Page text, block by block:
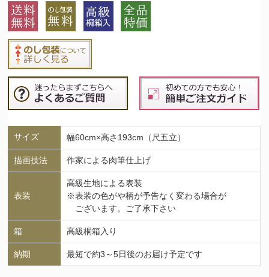
サイズ 幅60cm×高さ193cm（尺五立）
描画技法 作家による肉筆仕上げ
表装
高級生地による表装
※表装の色がや柄が予告なく変わる場合が
ございます。ご了承下さい
箱 高級桐箱入り
納期 最短で約3～5日後のお届け予定です